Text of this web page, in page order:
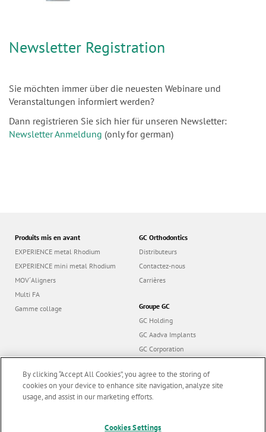
Newsletter Registration
Sie möchten immer über die neuesten Webinare und
Veranstaltungen informiert werden?
Dann registrieren Sie sich hier für unseren Newsletter:
Newsletter Anmeldung (only for german)
Produits mis en avant
EXPERIENCE metal Rhodium
EXPERIENCE mini metal Rhodium
MOV´Aligners
Multi FA
Gamme collage
GC Orthodontics
Distributeurs
Contactez-nous
Carrières
Groupe GC
GC Holding
GC Aadva Implants
GC Corporation
GC International AG
By clicking “Accept All Cookies”, you agree to the storing of
cookies on your device to enhance site navigation, analyze site
usage, and assist in our marketing efforts.
Cookies Settings